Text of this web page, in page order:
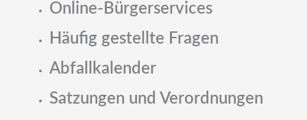
Online-Bürgerservices
Häufig gestellte Fragen
Abfallkalender
Satzungen und Verordnungen